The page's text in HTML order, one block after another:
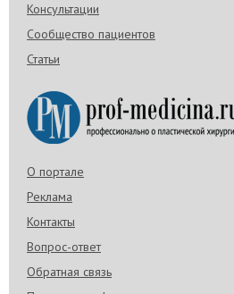
Консультации
Сообщество пациентов
Статьи
О портале
Реклама
Контакты
Вопрос-ответ
Обратная связь